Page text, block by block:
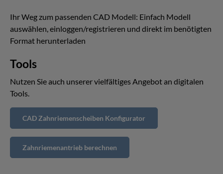
Ihr Weg zum passenden CAD Modell: Einfach Modell
auswählen, einloggen/registrieren und direkt im benötigten
Format herunterladen
Tools
Nutzen Sie auch unserer vielfältiges Angebot an digitalen
Tools.
CAD Zahnriemenscheiben Konfigurator
Zahnriemenantrieb berechnen